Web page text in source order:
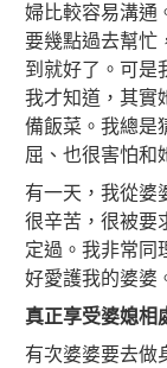
婦比較容易溝通
要幾點過去幫忙
到就好了。可是
我才知道，其實
備飯菜。我總是
屈、也很害怕和
有一天，我從婆
很辛苦，很被要
定過。我非常同
好愛護我的婆婆
真正享受婆媳相
有次婆婆要去做